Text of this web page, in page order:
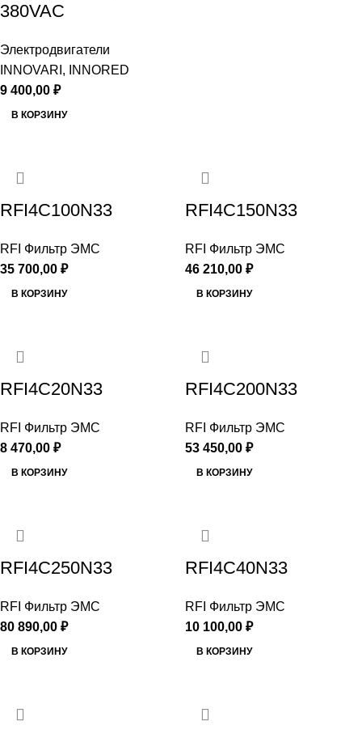
380VAC
Электродвигатели
INNOVARI, INNORED
9 400,00 ₽
В КОРЗИНУ
RFI4C100N33
RFI Фильтр ЭМС
35 700,00 ₽
В КОРЗИНУ
RFI4C150N33
RFI Фильтр ЭМС
46 210,00 ₽
В КОРЗИНУ
RFI4C20N33
RFI Фильтр ЭМС
8 470,00 ₽
В КОРЗИНУ
RFI4C200N33
RFI Фильтр ЭМС
53 450,00 ₽
В КОРЗИНУ
RFI4C250N33
RFI Фильтр ЭМС
80 890,00 ₽
В КОРЗИНУ
RFI4C40N33
RFI Фильтр ЭМС
10 100,00 ₽
В КОРЗИНУ